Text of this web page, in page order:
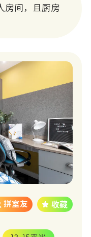
房间，且厨房
拼室友